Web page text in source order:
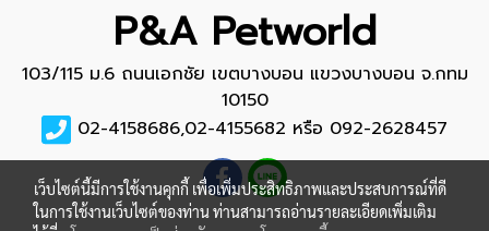
P&A Petworld
103/115 ม.6 ถนนเอกชัย เขตบางบอน แขวงบางบอน จ.กทม
10150
02-4158686,02-4155682 หรือ 092-2628457
เว็บไซต์นี้มีการใช้งานคุกกี้ เพื่อเพิ่มประสิทธิภาพและประสบการณ์ที่ดี
ในการใช้งานเว็บไซต์ของท่าน ท่านสามารถอ่านรายละเอียดเพิ่มเติม